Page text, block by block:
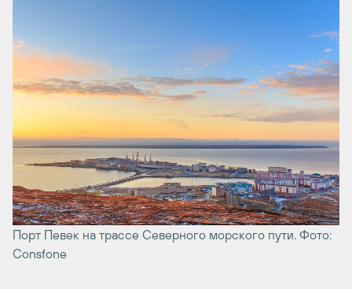
Порт Певек на трассе Северного морского пути. Фото:
Consfone